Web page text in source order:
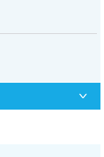
чрез закупуване